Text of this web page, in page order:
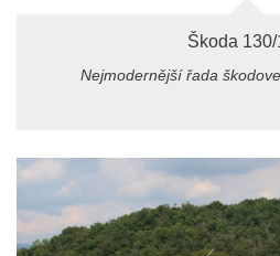
Škoda
Nejmodernější řada